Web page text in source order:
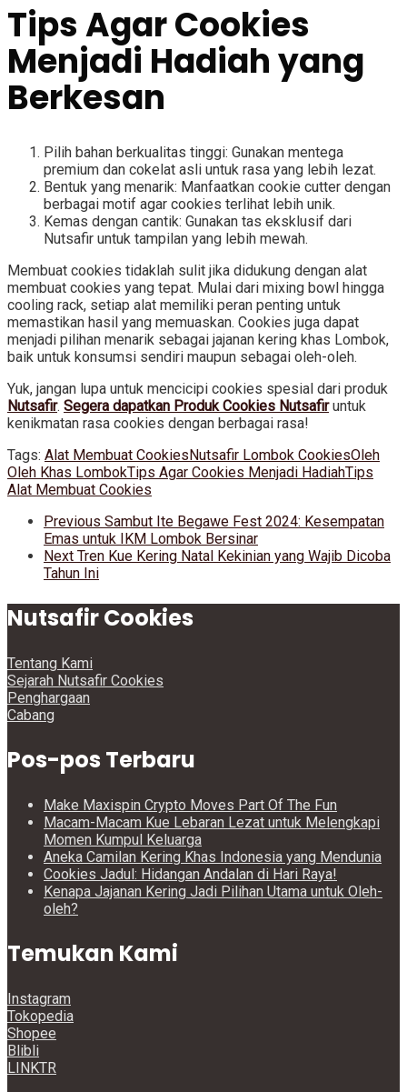
Tips Agar Cookies
Menjadi Hadiah yang
Berkesan
Pilih bahan berkualitas tinggi: Gunakan mentega
premium dan cokelat asli untuk rasa yang lebih lezat.
Bentuk yang menarik: Manfaatkan cookie cutter dengan
berbagai motif agar cookies terlihat lebih unik.
Kemas dengan cantik: Gunakan tas eksklusif dari
Nutsafir untuk tampilan yang lebih mewah.
Membuat cookies tidaklah sulit jika didukung dengan alat
membuat cookies yang tepat. Mulai dari mixing bowl hingga
cooling rack, setiap alat memiliki peran penting untuk
memastikan hasil yang memuaskan. Cookies juga dapat
menjadi pilihan menarik sebagai jajanan kering khas Lombok,
baik untuk konsumsi sendiri maupun sebagai oleh-oleh.
Yuk, jangan lupa untuk mencicipi cookies spesial dari produk
Nutsafir. Segera dapatkan Produk Cookies Nutsafiruntuk
kenikmatan rasa cookies dengan berbagai rasa!
Tags: Alat Membuat CookiesNutsafir Lombok CookiesOleh
Oleh Khas LombokTips Agar Cookies Menjadi HadiahTips
Alat Membuat Cookies
Previous Sambut Ite Begawe Fest 2024: Kesempatan
Emas untuk IKM Lombok Bersinar
Next Tren Kue Kering Natal Kekinian yang Wajib Dicoba
Tahun Ini
Nutsafir Cookies
Tentang Kami
Sejarah Nutsafir Cookies
Penghargaan
Cabang
Pos-pos Terbaru
Make Maxispin Crypto Moves Part Of The Fun
Macam-Macam Kue Lebaran Lezat untuk Melengkapi
Momen Kumpul Keluarga
Aneka Camilan Kering Khas Indonesia yang Mendunia
Cookies Jadul: Hidangan Andalan di Hari Raya!
Kenapa Jajanan Kering Jadi Pilihan Utama untuk Oleh-
oleh?
Temukan Kami
Instagram
Tokopedia
Shopee
Blibli
LINKTR